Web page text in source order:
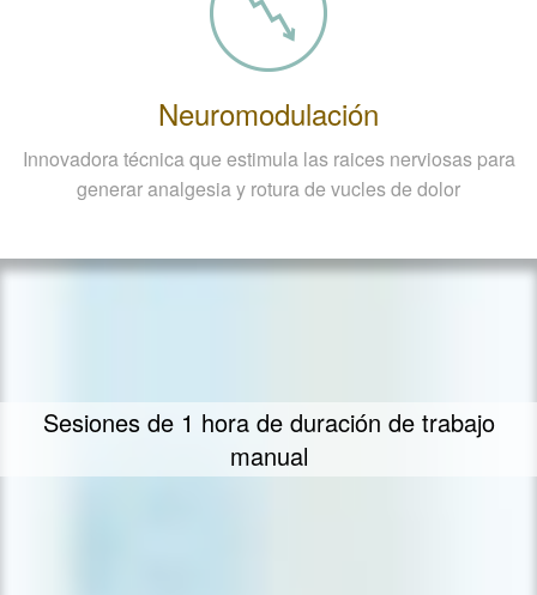
Neuromodulación
Innovadora técnica que estimula las raices nerviosas para
generar analgesia y rotura de vucles de dolor
Sesiones de 1 hora de duración de trabajo
manual